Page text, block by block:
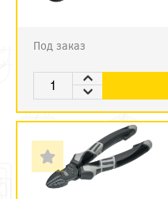
Под заказ